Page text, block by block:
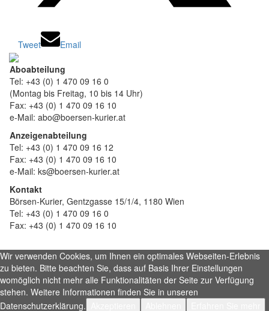
Tweet Email
Aboabteilung
Tel: +43 (0) 1 470 09 16 0
(Montag bis Freitag, 10 bis 14 Uhr)
Fax: +43 (0) 1 470 09 16 10
e-Mail: abo@boersen-kurier.at
Anzeigenabteilung
Tel: +43 (0) 1 470 09 16 12
Fax: +43 (0) 1 470 09 16 10
e-Mail: ks@boersen-kurier.at
Kontakt
Börsen-Kurier, Gentzgasse 15/1/4, 1180 Wien
Tel: +43 (0) 1 470 09 16 0
Fax: +43 (0) 1 470 09 16 10
Wir verwenden Cookies, um Ihnen ein optimales Webseiten-Erlebnis
zu bieten. Bitte beachten Sie, dass auf Basis Ihrer Einstellungen
womöglich nicht mehr alle Funktionalitäten der Seite zur Verfügung
stehen. Weitere Informationen finden Sie in unseren
Datenschutzerklärung.